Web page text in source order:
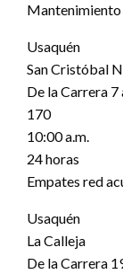
Usaquén
San Cristóbal
De la Carrera 7
170
10:00 a.m.
24 horas
Empates red
Usaquén
La Calleja
De la Carrera